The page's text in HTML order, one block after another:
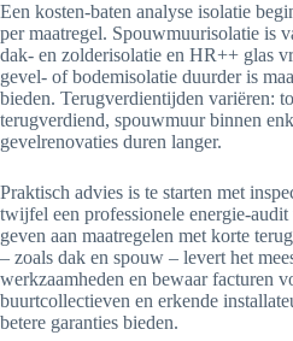
Een kosten-baten analyse isolatie
per maatregel. Spouwmuurisolatie is
dak- en zolderisolatie en HR++ glas
gevel- of bodemisolatie duurder is
bieden. Terugverdientijden variëren:
terugverdiend, spouwmuur binnen
gevelrenovaties duren langer.
Praktisch advies is te starten met
twijfel een professionele energie-
geven aan maatregelen met korte
– zoals dak en spouw – levert het
werkzaamheden en bewaar facturen
buurtcollectieven en erkende
betere garanties bieden.